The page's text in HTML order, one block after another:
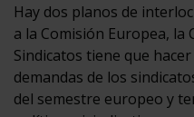
Hay dos planos de
a la Comisión Europea, la
Sindicatos tiene que
demandas de los
del semestre europeo y